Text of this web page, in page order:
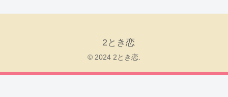
2とき恋
© 2024 2とき恋.